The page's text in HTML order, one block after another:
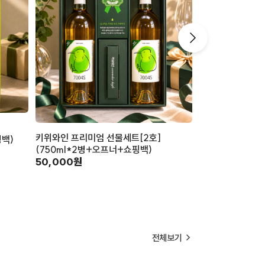
)
키위와인 프리미엄 선물세트[2호]
(750ml*2병+오프너+쇼핑백)
50,000원
전체보기